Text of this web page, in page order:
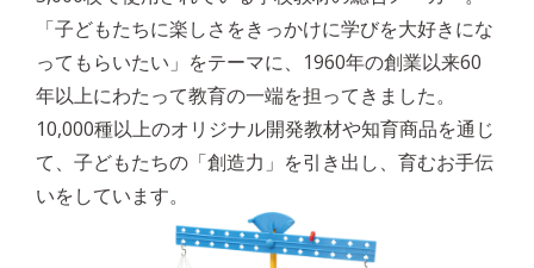
「子どもたちに楽しさをきっかけに学びを大好きにな
ってもらいたい」をテーマに、1960年の創業以来60
年以上にわたって教育の一端を担ってきました。
10,000種以上のオリジナル開発教材や知育商品を通じ
て、子どもたちの「創造力」を引き出し、育むお手伝
いをしています。